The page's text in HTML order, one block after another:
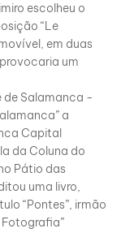
escolheu o
“Le
em duas
um
de Salamanca -
a
Capital
da Coluna do
Pátio das
uma livro,
“Pontes”, irmão
Fotografia”